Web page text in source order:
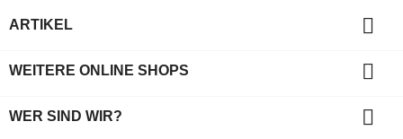
ARTIKEL 
WEITERE ONLINE SHOPS 
WER SIND WIR? 